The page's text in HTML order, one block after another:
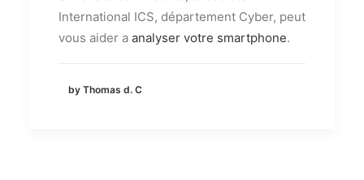
International ICS, département Cyber, peut
vous aider a analyser votre smartphone.
by Thomas d. C